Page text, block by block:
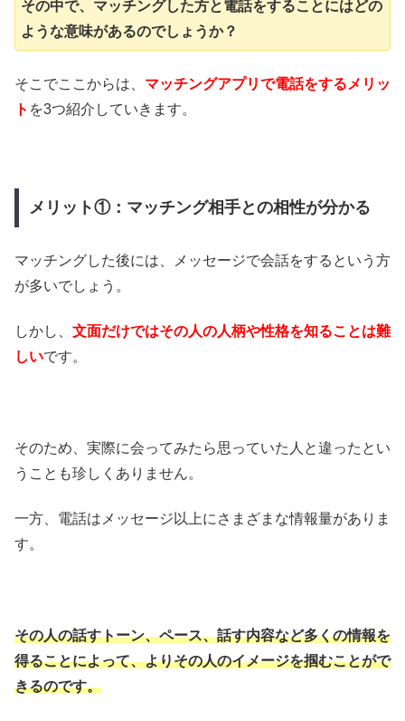
その中で、マッチングした方と電話をすることにはどの
ような意味があるのでしょうか？
そこでここからは、 マッチングアプリで電話をするメリッ
ト を3つ紹介していきます。
メリット①：マッチング相手との相性が分かる
マッチングした後には、メッセージで会話をするという方
が多いでしょう。
しかし、 文面だけではその人の人柄や性格を知ることは難
しいです。
そのため、実際に会ってみたら思っていた人と違ったとい
うことも珍しくありません。
一方、電話はメッセージ以上にさまざまな情報量がありま
す。
その人の話すトーン、ペース、話す内容など多くの情報を
得ることによって、よりその人のイメージを掴むことがで
きるのです。